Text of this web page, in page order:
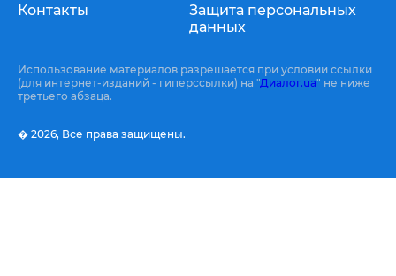
Контакты
Защита персональных
данных
Использование материалов разрешается при условии ссылки
(для интернет-изданий - гиперссылки) на "Диалог.ua" не ниже
третьего абзаца.
� 2026, Все права защищены.